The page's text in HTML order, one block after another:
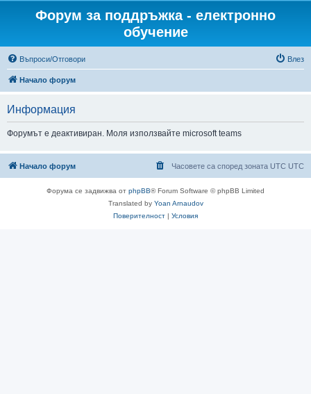
Форум за поддръжка - електронно
обучение
Въпроси/Отговори Влез
Начало форум
Информация
Форумът е деактивиран. Моля използвайте microsoft teams
Начало форум Часовете са според зоната UTC UTC
Форума се задвижва от phpBB® Forum Software © phpBB Limited
Translated by Yoan Arnaudov
Поверителност | Условия